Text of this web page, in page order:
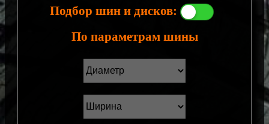
Подбор шин и дисков:
По параметрам шины